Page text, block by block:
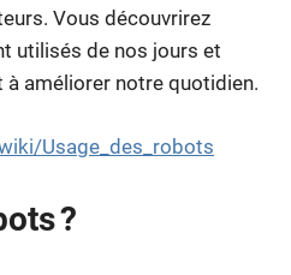
Vous découvrirez
utilisés de nos jours et
améliorer notre quotidien.
Usage_des_robots
?